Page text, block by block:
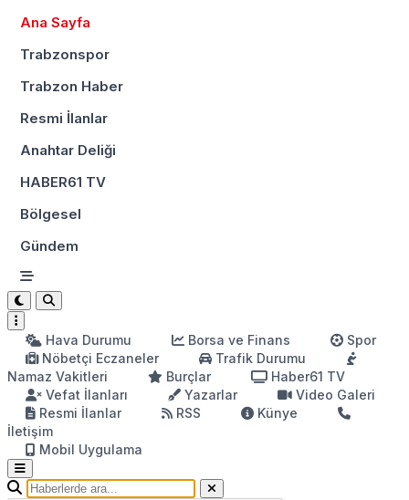
Ana Sayfa
Trabzonspor
Trabzon Haber
Resmi İlanlar
Anahtar Deliği
HABER61 TV
Bölgesel
Gündem
Hava Durumu Borsa ve Finans
Spor
Nöbetçi Eczaneler
Trafik Durumu
Namaz Vakitleri
Burçlar
Haber61 TV
Vefat İlanları
Yazarlar
Video Galeri
Resmi İlanlar
RSS
Künye
İletişim
Mobil Uygulama